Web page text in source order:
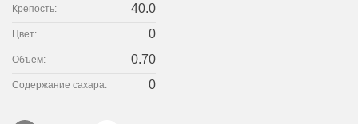
Крепость: 40.0
Цвет: 0
Объем: 0.70
Содержание сахара: 0